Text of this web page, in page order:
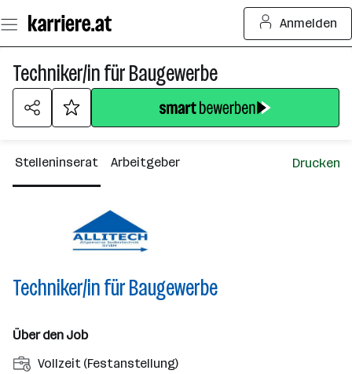
Seiteninhalt
springen
Anmelden
Techniker/in für Baugewerbe
Stelleninserat Arbeitgeber Drucken
Techniker/in für Baugewerbe
Über den Job
A
Vollzeit (Festanstellung)